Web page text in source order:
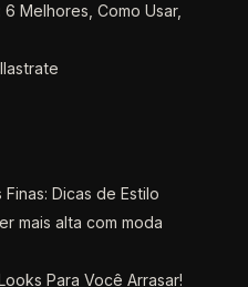
Melhores, Como Usar,
Dicas de Estilo
mais alta com moda
Para Você Arrasar!